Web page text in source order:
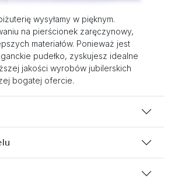
wysyłamy w pięknym.
na pierścionek zaręczynowy,
materiałów. Ponieważ jest
pudełko, zyskujesz idealne
jakości wyrobów jubilerskich
bogatej ofercie.